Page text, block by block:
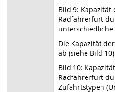
Bild 9: Kapazität
Radfahrerfurt
unterschiedliche
Die Kapazität
ab (siehe Bild 10).
Bild 10:
Radfahrerfurt
Zufahrtstypen